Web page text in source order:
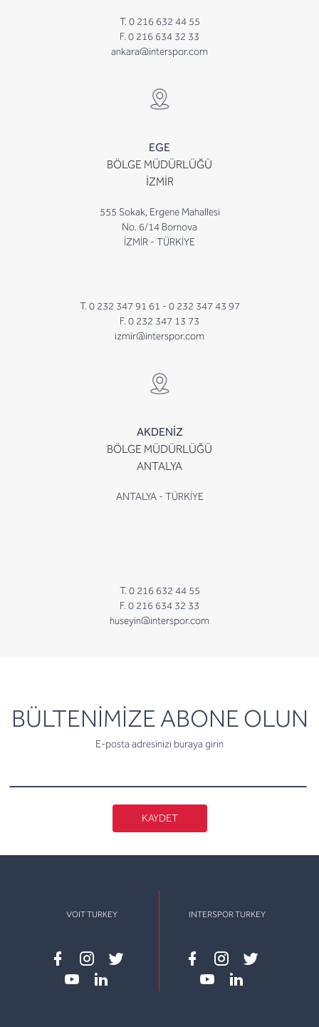
T. 0 216 632 44 55
F. 0 216 634 32 33
ankara@interspor.com
EGE
BÖLGE MÜDÜRLÜĞÜ
İZMİR
555 Sokak, Ergene Mahallesi
No. 6/14 Bornova
İZMİR - TÜRKİYE
T. 0 232 347 91 61 - 0 232 347 43 97
F. 0 232 347 13 73
izmir@interspor.com
AKDENİZ
BÖLGE MÜDÜRLÜĞÜ
ANTALYA
ANTALYA - TÜRKİYE
T. 0 216 632 44 55
F. 0 216 634 32 33
huseyin@interspor.com
BÜLTENİMİZE ABONE OLUN
E-posta adresinizi buraya girin
newsletter
KAYDET
VOIT TURKEY
Facebook
instagram
twitter
INTERSPOR TURKEY
Facebook
instagram
twitter